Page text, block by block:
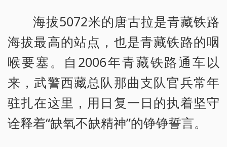
海拔5072米的唐古拉是青藏铁路
海拔最高的站点，也是青藏铁路的咽
喉要塞。自2006年青藏铁路通车以
来，武警西藏总队那曲支队官兵常年
驻扎在这里，用日复一日的执着坚守
诠释着“缺氧不缺精神”的铮铮誓言。